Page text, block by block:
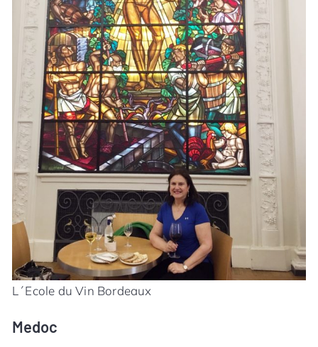
L´Ecole du Vin Bordeaux
Medoc